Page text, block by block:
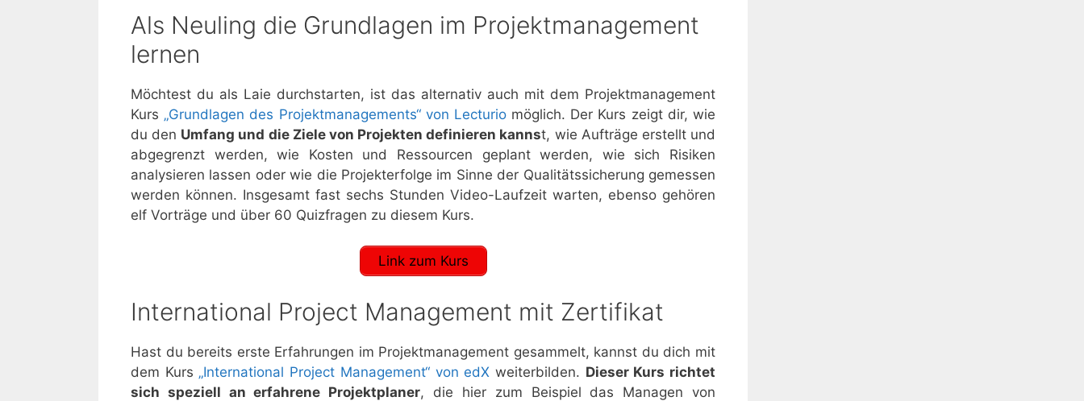
Als Neuling die Grundlagen im Projektmanagement
lernen
Möchtest du als Laie durchstarten, ist das alternativ auch mit dem Projektmanagement
Kurs „Grundlagen des Projektmanagements“ von Lecturiomöglich. Der Kurs zeigt dir, wie
du den Umfang und die Ziele von Projekten definieren kannst, wie Aufträge erstellt und
abgegrenzt werden, wie Kosten und Ressourcen geplant werden, wie sich Risiken
analysieren lassen oder wie die Projekterfolge im Sinne der Qualitätssicherung gemessen
werden können. Insgesamt fast sechs Stunden Video-Laufzeit warten, ebenso gehören
elf Vorträge und über 60 Quizfragen zu diesem Kurs.
Link zum Kurs
International Project Management mit Zertifikat
Hast du bereits erste Erfahrungen im Projektmanagement gesammelt, kannst du dich mit
dem Kurs „International Project Management“ von edX weiterbilden. Dieser Kurs richtet
sich speziell an erfahrene Projektplaner, die hier zum Beispiel das Managen von